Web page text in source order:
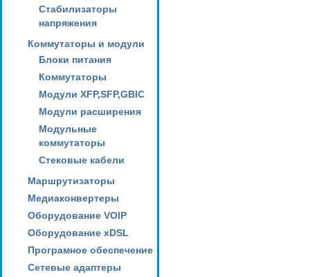
Стабилизаторы
напряжения
Коммутаторы и модули
Блоки питания
Коммутаторы
Модули XFP,SFP,GBIC
Модули расширения
Модульные
коммутаторы
Стековые кабели
Маршрутизаторы
Медиаконвертеры
Оборудование VOIP
Оборудование xDSL
Програмное обеспечение
Сетевые адаптеры